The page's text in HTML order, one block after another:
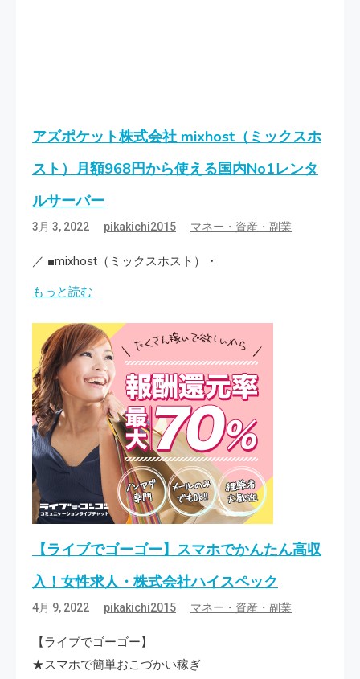
アズポケット株式会社 mixhost（ミックスホ
スト）月額968円から使える国内No1レンタ
ルサーバー
3月 3, 2022 pikakichi2015 マネー・資産・副業
／ ■mixhost（ミックスホスト）・
もっと読む
【ライブでゴーゴー】スマホでかんたん高収
入！女性求人・株式会社ハイスペック
4月 9, 2022 pikakichi2015 マネー・資産・副業
【ライブでゴーゴー】
★スマホで簡単おこづかい稼ぎ